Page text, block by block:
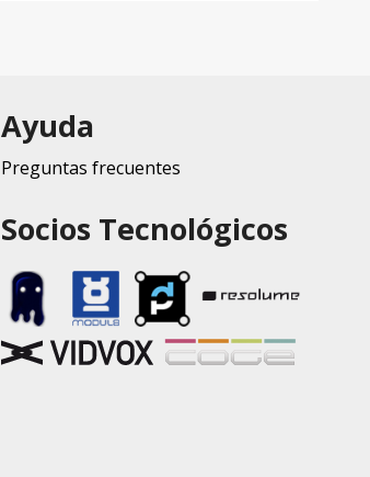
Ayuda
Preguntas frecuentes
Socios Tecnológicos